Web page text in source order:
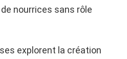
nourrices sans rôle
explorent la création